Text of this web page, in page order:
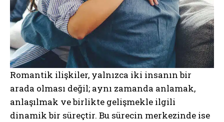
Romantik ilişkiler, yalnızca iki insanın bir
arada olması değil; aynı zamanda anlamak,
anlaşılmak ve birlikte gelişmekle ilgili
dinamik bir süreçtir. Bu sürecin merkezinde ise